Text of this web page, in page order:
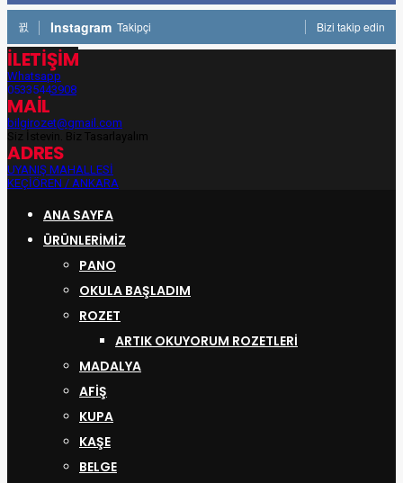
Instagram Takipçi Bizi takip edin
İLETİŞİM
Whatsapp
05335443908
MAİL
bilgirozet@gmail.com
Siz İsteyin, Biz Tasarlayalım
ADRES
UYANIŞ MAHALLESİ
KEÇİÖREN / ANKARA
ANA SAYFA
ÜRÜNLERIMIZ
PANO
OKULA BAŞLADIM
ROZET
ARTIK OKUYORUM ROZETLERI
MADALYA
AFİŞ
KUPA
KAŞE
BELGE